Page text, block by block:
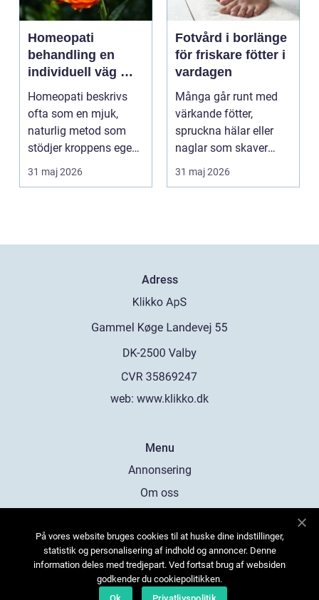
Homeopati
behandling en
individuell väg mot
bättre balans
Homeopati beskrivs
ofta som en mjuk,
naturlig metod som
stödjer kroppens egen
läkningsförmåga. I
31 maj 2026
Fotvård i borlänge
för friskare fötter i
vardagen
Många går runt med
värkande fötter,
spruckna hälar eller
naglar som skaver
utan att göra något åt
31 maj 2026
Adress
web: www.klikko.dk
Menu
Annonsering
Om oss
Kontakta oss
Sitemap
På vores website bruges cookies til at huske dine indstillinger,
statistik og personalisering af indhold og annoncer. Denne
information deles med tredjepart. Ved fortsat brug af websiden
godkender du cookiepolitikken.